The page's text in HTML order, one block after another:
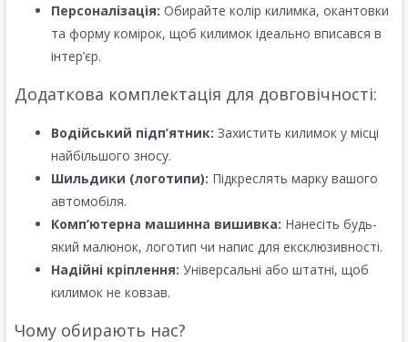
Персоналізація: Обирайте колір килимка, окантовки
та форму комірок, щоб килимок ідеально вписався в
інтер’єр.
Додаткова комплектація для довговічності:
Водійський підп’ятник: Захистить килимок у місці
найбільшого зносу.
Шильдики (логотипи): Підкреслять марку вашого
автомобіля.
Комп’ютерна машинна вишивка: Нанесіть будь-
який малюнок, логотип чи напис для ексклюзивності.
Надійні кріплення: Універсальні або штатні, щоб
килимок не ковзав.
Чому обирають нас?